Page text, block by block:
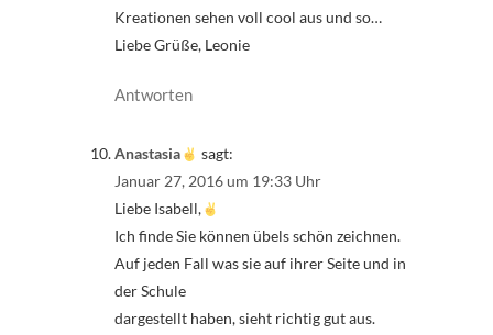
Kreationen sehen voll cool aus und so…
Liebe Grüße, Leonie
Antworten
Anastasia
sagt:
Januar 27, 2016 um 19:33 Uhr
Liebe Isabell,
Ich finde Sie können übels schön zeichnen.
Auf jeden Fall was sie auf ihrer Seite und in
der Schule
dargestellt haben, sieht richtig gut aus.